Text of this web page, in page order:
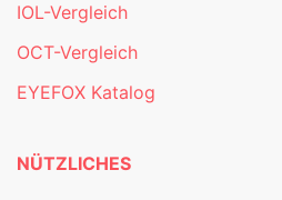
IOL-Vergleich
OCT-Vergleich
EYEFOX Katalog
NÜTZLICHES